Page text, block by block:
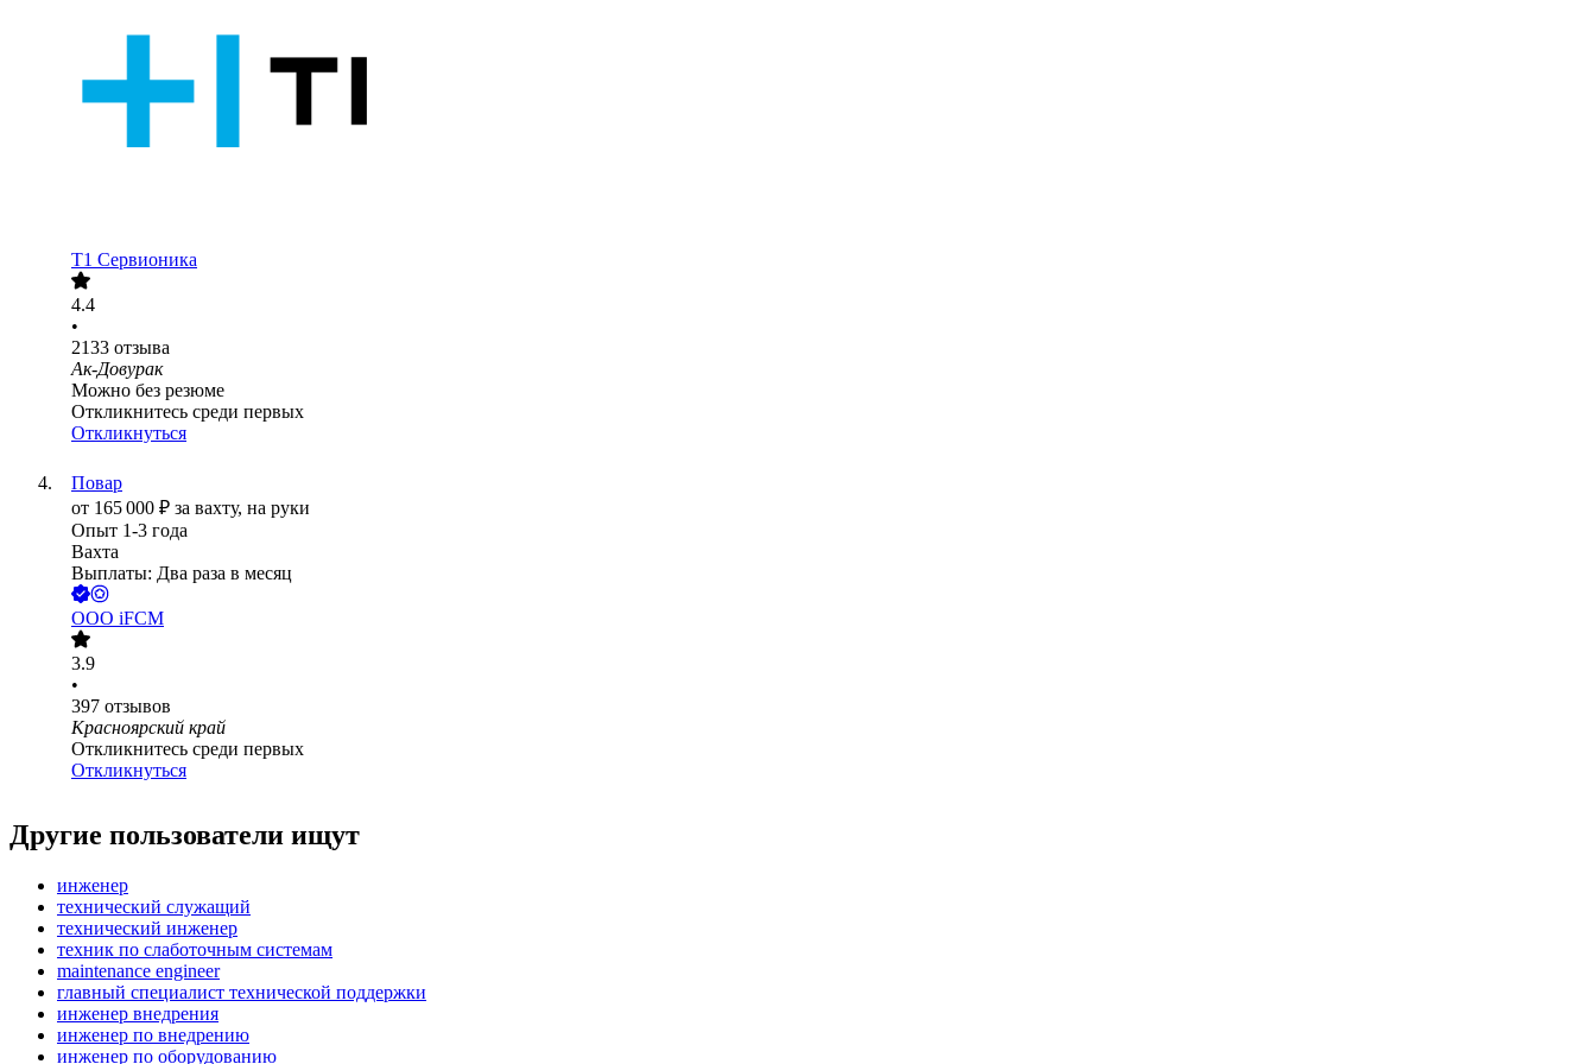
Т1 Сервионика
4.4
•
2133 отзыва
Ак-Довурак
Можно без резюме
Откликнитесь среди первых
Откликнуться
Повар
от 165 000 ₽ за вахту, на руки
Опыт 1-3 года
Вахта
Выплаты: Два раза в месяц
ООО iFCM
3.9
•
397 отзывов
Красноярский край
Откликнитесь среди первых
Откликнуться
Другие пользователи ищут
инженер
технический служащий
технический инженер
техник по слаботочным системам
maintenance engineer
главный специалист технической поддержки
инженер внедрения
инженер по внедрению
инженер по оборудованию